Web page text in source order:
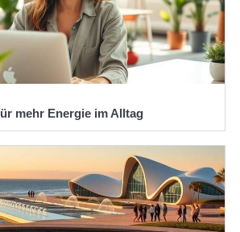
mehr Energie im Alltag